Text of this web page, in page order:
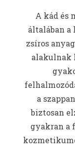
A kád és
általában a
zsíros
alakulnak
a
biztosan
gyakran a